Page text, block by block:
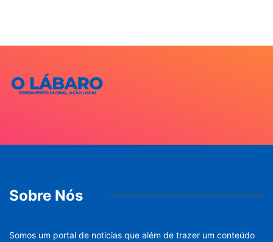
Sobre Nós
Somos um portal de noticias que além de trazer um conteúdo